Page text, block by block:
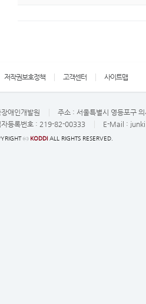
저작권보호정책 고객센터 사이트맵
애인개발원 주소 : 서울특별시 영등포구
등록번호 : 219-82-00333 E-Mail :
ⓒ KODDI ALL RIGHTS RESERVED.